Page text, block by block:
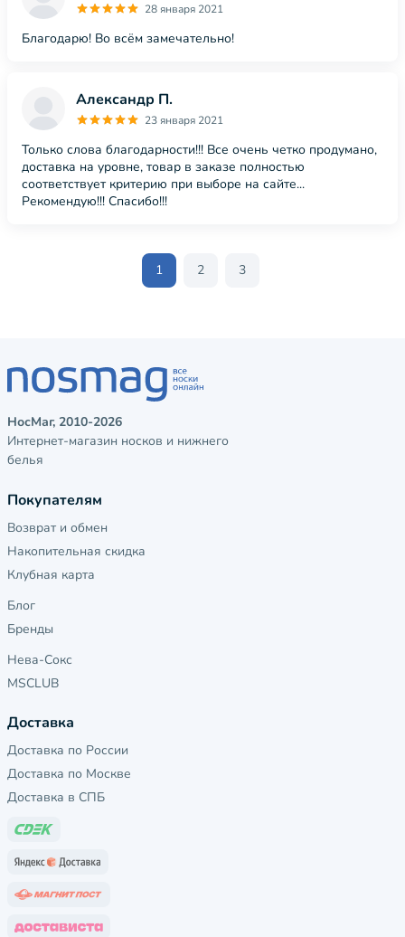
28 января 2021
Благодарю! Во всём замечательно!
Александр П.
23 января 2021
Только слова благодарности!!! Все очень четко продумано,
доставка на уровне, товар в заказе полностью
соответствует критерию при выборе на сайте...
Рекомендую!!! Спасибо!!!
1 2 3
НосМаг, 2010-2026
Интернет-магазин носков и нижнего
белья
Покупателям
Возврат и обмен
Накопительная скидка
Клубная карта
Блог
Бренды
Нева-Сокс
MSCLUB
Доставка
Доставка по России
Доставка по Москве
Доставка в СПБ